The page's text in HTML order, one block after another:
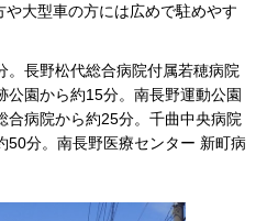
大型車の方には広めで駐めやす
長野松代総合病院付属若穂病院
公園から約15分。南長野運動公園
合病院から約25分。千曲中央病院
50分。南長野医療センター 新町病